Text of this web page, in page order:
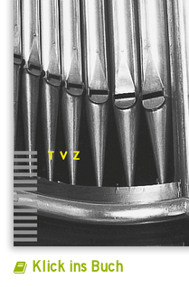
Klick ins Buch